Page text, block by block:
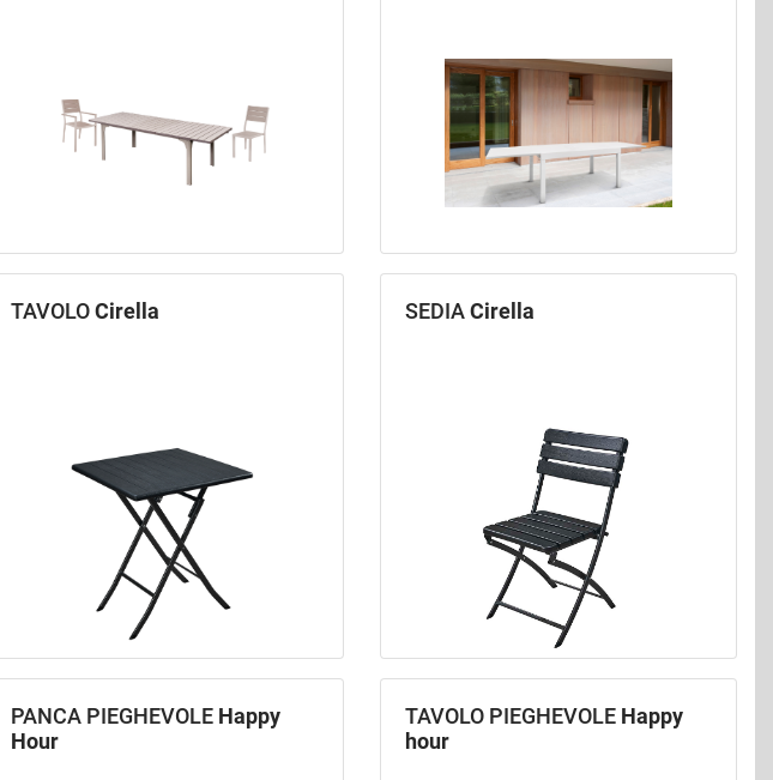
TAVOLOCirella SEDIACirella
PANCA PIEGHEVOLE Happy
Hour
TAVOLO PIEGHEVOLE Happy
hour